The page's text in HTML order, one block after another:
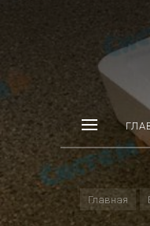
Главная